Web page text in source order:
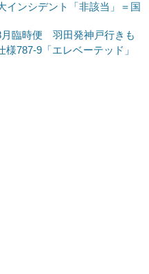
インシデント「非該当」＝国
月臨時便 羽田発神戸行きも
787-9「エレベーテッド」